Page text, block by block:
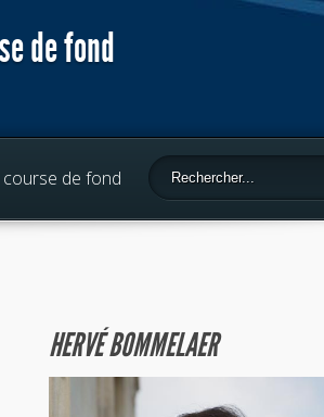
de fond
course de fond
HERVÉ BOMMELAER